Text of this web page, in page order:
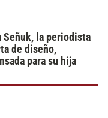
Señuk, la periodista
de diseño,
para su hija